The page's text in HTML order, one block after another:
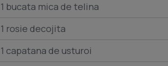
1 bucata mica de telina
1 rosie decojita
1 capatana de usturoi